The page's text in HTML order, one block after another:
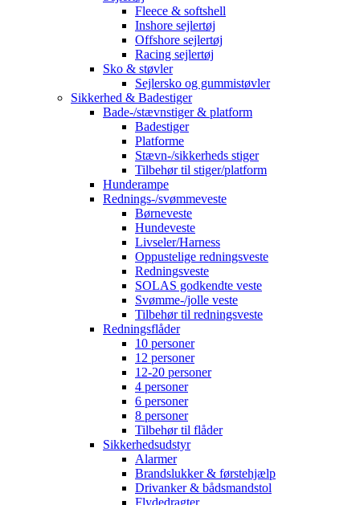
Fleece & softshell
Inshore sejlertøj
Offshore sejlertøj
Racing sejlertøj
Sko & støvler
Sejlersko og gummistøvler
Sikkerhed & Badestiger
Bade-/stævnstiger & platform
Badestiger
Platforme
Stævn-/sikkerheds stiger
Tilbehør til stiger/platform
Hunderampe
Rednings-/svømmeveste
Børneveste
Hundeveste
Livseler/Harness
Oppustelige redningsveste
Redningsveste
SOLAS godkendte veste
Svømme-/jolle veste
Tilbehør til redningsveste
Redningsflåder
10 personer
12 personer
12-20 personer
4 personer
6 personer
8 personer
Tilbehør til flåder
Sikkerhedsudstyr
Alarmer
Brandslukker & førstehjælp
Drivanker & bådsmandstol